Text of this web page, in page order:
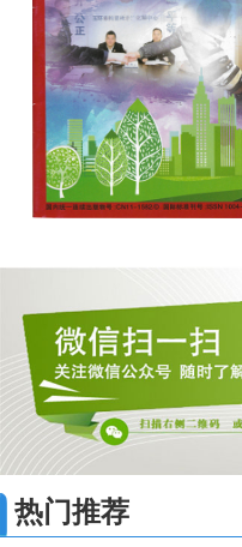
热门推荐